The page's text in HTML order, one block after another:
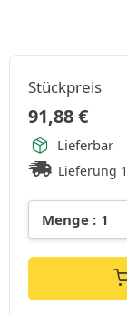
Stückpreis
91,88€
Lieferbar
Lieferung